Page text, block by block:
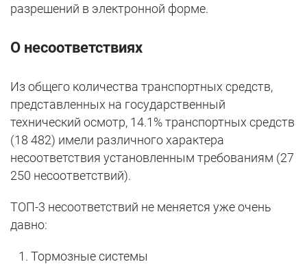
разрешений в электронной форме.
О несоответствиях
Из общего количества транспортных средств,
представленных на государственный
технический осмотр, 14.1% транспортных средств
(18 482) имели различного характера
несоответствия установленным требованиям (27
250 несоответствий).
ТОП-3 несоответствий не меняется уже очень
давно:
Тормозные системы